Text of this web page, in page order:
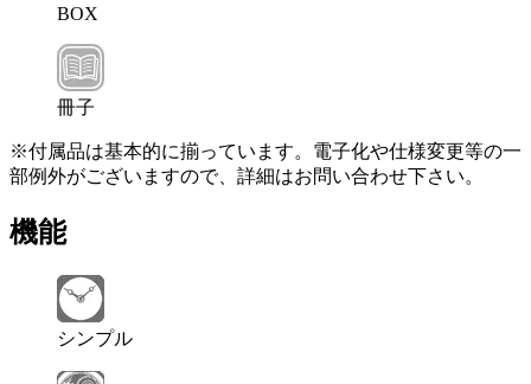
BOX
冊子
※付属品は基本的に揃っています。電子化や仕様変更等の一
部例外がございますので、詳細はお問い合わせ下さい。
機能
シンプル